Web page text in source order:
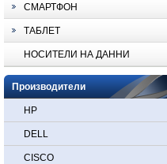
СМАРТФОН
ТАБЛЕТ
НОСИТЕЛИ НА ДАННИ
Производители
HP
DELL
CISCO